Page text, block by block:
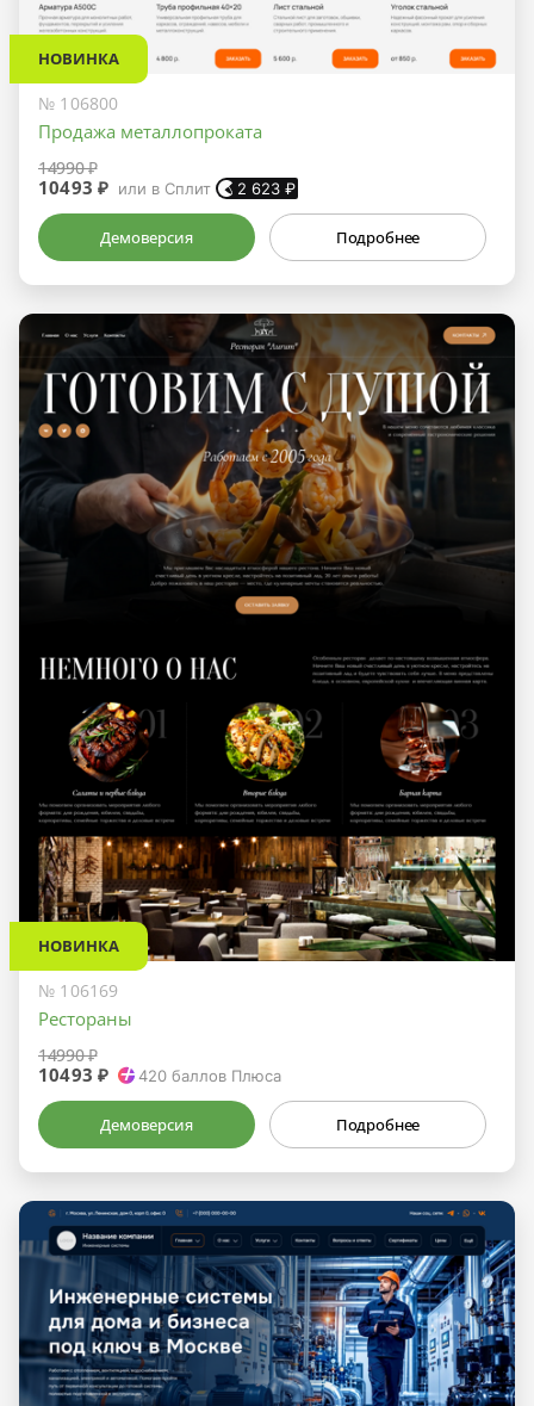
НОВИНКА
№ 106800
Продажа металлопроката
14990 ₽
10493 ₽ или в Сплит 2 623 ₽
Демоверсия Подробнее
НОВИНКА
№ 106169
Рестораны
14990 ₽
10493 ₽ 420 баллов Плюса
Демоверсия Подробнее